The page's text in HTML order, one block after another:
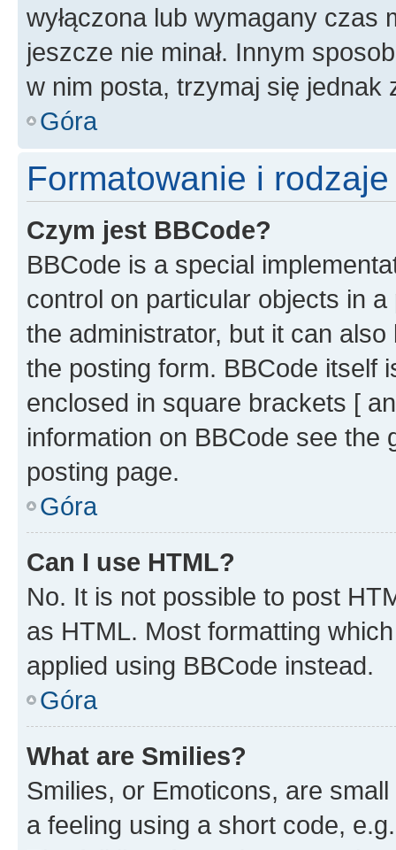
wyłączona lub wymagany czas
jeszcze nie minał. Innym
w nim posta, trzymaj się jednak
Góra
Formatowanie i
Czym jest BBCode?
BBCode is a special
control on particular objects in
the administrator, but it can
the posting form. BBCode itself
enclosed in square brackets [
information on BBCode see
posting page.
Góra
Can I use HTML?
No. It is not possible to post
as HTML. Most formatting
applied using BBCode instead.
Góra
What are Smilies?
Smilies, or Emoticons, are
a feeling using a short code,